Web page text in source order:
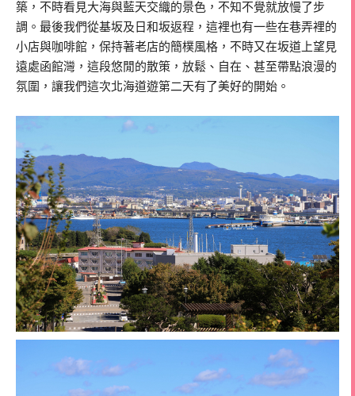
築，不時看見大海與藍天交織的景色，不知不覺就放慢了步
調。最後我們從基坂及日和坂返程，這裡也有一些在巷弄裡的
小店與咖啡館，保持著老店的簡樸風格，不時又在坂道上望見
遠處函館灣，這段悠閒的散策，放鬆、自在、甚至帶點浪漫的
氛圍，讓我們這次北海道遊第二天有了美好的開始。